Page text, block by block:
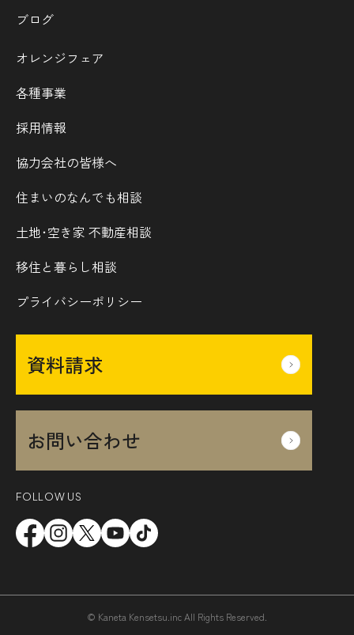
ブログ
オレンジフェア
各種事業
採用情報
協力会社の皆様へ
住まいのなんでも相談
土地･空き家 不動産相談
移住と暮らし相談
プライバシーポリシー
資料請求
お問い合わせ
FOLLOW US
© Kaneta Kensetsu.inc All Rights Reserved.